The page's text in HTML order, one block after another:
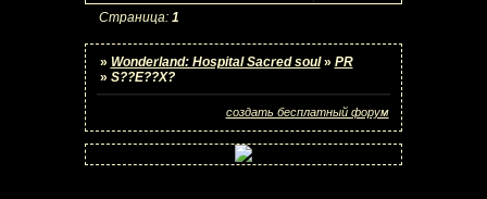
Страница: 1
» Wonderland: Hospital Sacred soul » PR
» S??E??X?
создать бесплатный форум